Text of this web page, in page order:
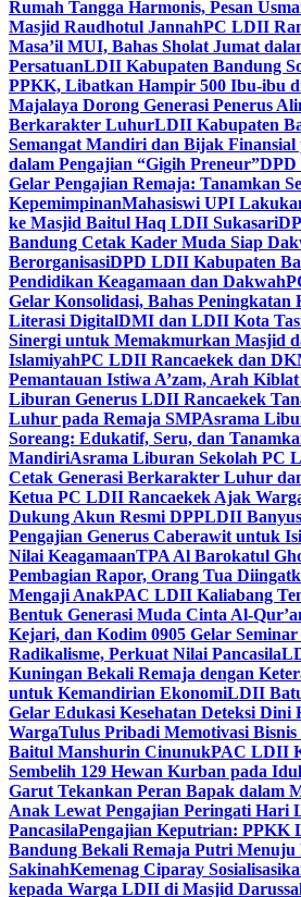
Rumah Tangga Harmonis, Pesan
Masjid Raudhotul JannahPC LDII
Masa’il MUI, Bahas Sholat Jumat
PersatuanLDII Kabupaten Bandung
PPKK, Libatkan Hampir 500 Ibu-ibu
Majalaya Dorong Generasi Penerus
Berkarakter LuhurLDII Kabupaten
Semangat Mandiri dan Bijak Finansial
dalam Pengajian “Gigih Preneur”DPD
Gelar Pengajian Remaja: Tanamkan
KepemimpinanMahasiswi UPI
ke Masjid Baitul Haq LDII Sukasari
Bandung Cetak Kader Muda Siap
BerorganisasiDPD LDII Kabupaten
Pendidikan Keagamaan dan Dakwah
Gelar Konsolidasi, Bahas Peningkatan
Literasi DigitalDMI dan LDII Kota
Sinergi untuk Memakmurkan Masjid
IslamiyahPC LDII Rancaekek dan
Pemantauan Istiwa A’zam, Arah
Liburan Generus LDII Rancaekek
Luhur pada Remaja SMPAsrama
Soreang: Edukatif, Seru, dan
MandiriAsrama Liburan Sekolah PC
Cetak Generasi Berkarakter Luhur
Ketua PC LDII Rancaekek Ajak
Dukung Akun Resmi DPPLDII
Pengajian Generus Caberawit untuk
Nilai KeagamaanTPA Al Barokatul
Pembagian Rapor, Orang Tua
Mengaji AnakPAC LDII Kaliabang
Bentuk Generasi Muda Cinta Al-
Kejari, dan Kodim 0905 Gelar
Radikalisme, Perkuat Nilai Pancasila
Kuningan Bekali Remaja dengan
untuk Kemandirian EkonomiLDII
Gelar Edukasi Kesehatan Deteksi
WargaTulus Pribadi Memotivasi
Baitul Manshurin CinunukPAC LDII
Sembelih 129 Hewan Kurban pada
Garut Tekankan Peran Bapak dalam
Anak Lewat Pengajian Peringati Hari
PancasilaPengajian Keputrian: PPKK
Bandung Bekali Remaja Putri Menuju
SakinahKemenag Ciparay
kepada Warga LDII di Masjid